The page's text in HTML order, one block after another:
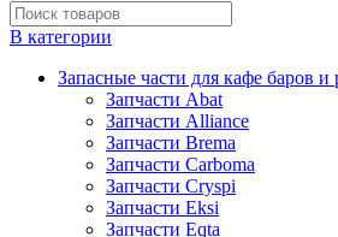
В категории
Запасные части для кафе баров и
Запчасти Abat
Запчасти Alliance
Запчасти Brema
Запчасти Carboma
Запчасти Cryspi
Запчасти Eksi
Запчасти Eqta